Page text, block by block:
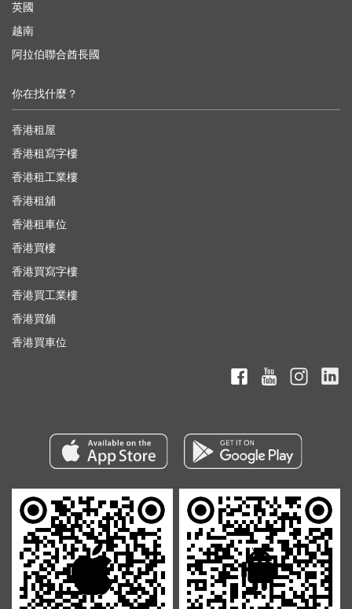
英國
越南
阿拉伯聯合酋長國
你在找什麼？
香港租屋
香港租寫字樓
香港租工業樓
香港租舖
香港租車位
香港買樓
香港買寫字樓
香港買工業樓
香港買舖
香港買車位